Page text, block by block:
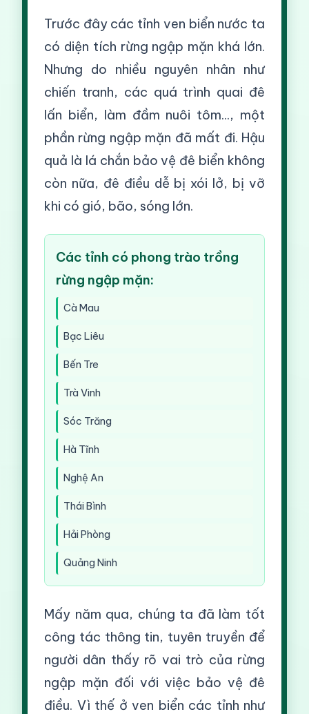
Trước đây các tỉnh ven biển nước ta
có diện tích rừng ngập mặn khá lớn.
Nhưng do nhiều nguyên nhân như
chiến tranh, các quá trình quai đê
lấn biển, làm đầm nuôi tôm..., một
phần rừng ngập mặn đã mất đi. Hậu
quả là lá chắn bảo vệ đê biển không
còn nữa, đê điều dễ bị xói lở, bị vỡ
khi có gió, bão, sóng lớn.
Các tỉnh có phong trào trồng
rừng ngập mặn:
Cà Mau
Bạc Liêu
Bến Tre
Trà Vinh
Sóc Trăng
Hà Tĩnh
Nghệ An
Thái Bình
Hải Phòng
Quảng Ninh
Mấy năm qua, chúng ta đã làm tốt
công tác thông tin, tuyên truyền để
người dân thấy rõ vai trò của rừng
ngập mặn đối với việc bảo vệ đê
điều. Vì thế ở ven biển các tỉnh như